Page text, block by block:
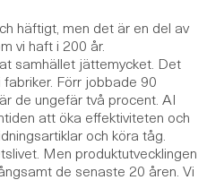
häftigt, men det är en del av
vi haft i 200 år.
samhället jättemycket. Det
Förr jobbade 90
de ungefär två procent. AI
att öka effektiviteten och
och köra tåg.
Men produktutvecklingen
de senaste 20 åren. Vi